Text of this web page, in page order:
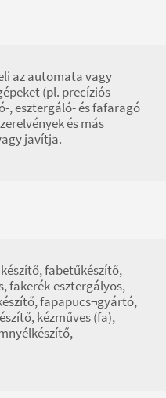
az automata vagy
(pl. precíziós
, esztergáló- és fafaragó
és más
javítja.
fabetűkészítő,
fakerék-esztergályos,
fapapucs¬gyártó,
kézműves (fa),